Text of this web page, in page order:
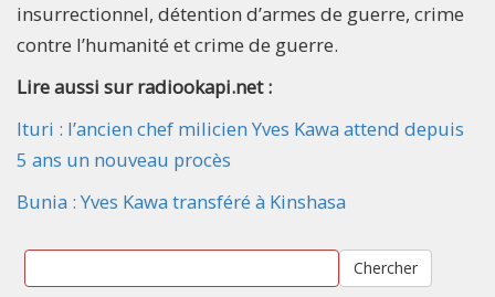
insurrectionnel, détention d’armes de guerre, crime
contre l’humanité et crime de guerre.
Lire aussi sur radiookapi.net :
Ituri : l’ancien chef milicien Yves Kawa attend depuis
5 ans un nouveau procès
Bunia : Yves Kawa transféré à Kinshasa
Chercher